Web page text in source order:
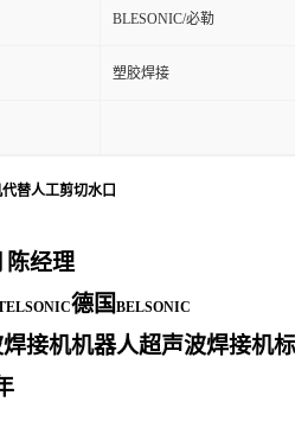
BLESONIC/必勒
塑胶焊接
替人工剪切水口
陈经理
德国 BELSONIC
接机机器人超声波焊接机